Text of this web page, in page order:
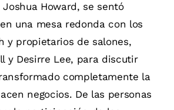
Joshua Howard, se sentó
una mesa redonda con los
y propietarios de salones,
y Desirre Lee, para discutir
completamente la
negocios. De las personas